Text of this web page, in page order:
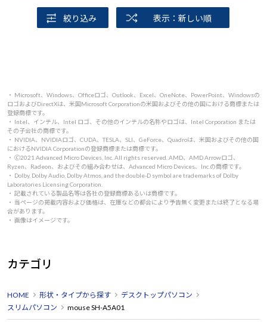
絞り込み 表示：新しい順
・ Microsoft、Windows、Officeロゴ、Outlook、Excel、OneNote、PowerPoint、Windowsの
ロゴおよびDirectXは、米国Microsoft Corporationの米国およびその他の国における商標または
登録商標です。
・ Intel、インテル、Intel ロゴ、その他のインテルの名称やロゴは、Intel Corporation または
その子会社の商標です。
・ NVIDIA、NVIDIAロゴ、CUDA、TESLA、SLI、GeForce、Quadroは、米国およびその他の国
におけるNVIDIA Corporationの登録商標または商標です。
・ 🄫2021 Advanced Micro Devices, Inc. All rights reserved. AMD、AMD Arrowロゴ、
Ryzen、Radeon、およびその組み合わせは、Advanced Micro Devices、Inc.の商標です。
・ Dolby, Dolby Audio, Dolby Atmos, and the double-D symbol are trademarks of Dolby
Laboratories Licensing Corporation.
・ 記載されている製品名等は各社の登録商標あるいは商標です。
・ 当ページの掲載内容および価格は、在庫などの都合により予告無く変更または終了となる場
合があります。
・ 画像はイメージです。
カテゴリ
HOME 形状・タイプから探す
デスクトップパソコン
スリムパソコン
mouse SH-A5A01